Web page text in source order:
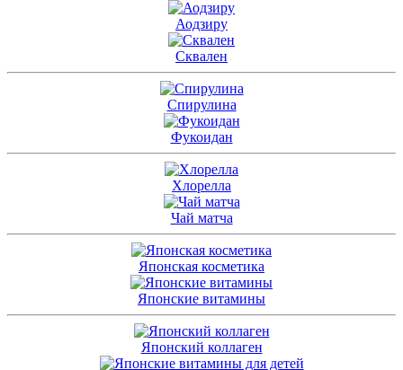
Аодзиру
Сквален
Спирулина
Фукоидан
Хлорелла
Чай матча
Японская косметика
Японские витамины
Японский коллаген